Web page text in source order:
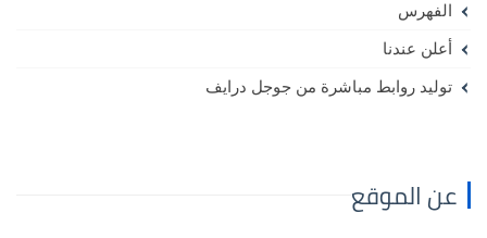
الفهرس
أعلن عندنا
توليد روابط مباشرة من جوجل درايف
عن الموقع